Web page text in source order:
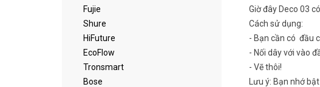
Giờ đây Deco 03
Cách sử dụng:
- Bạn cần có đầu
- Nối dây với vào
- Vẽ thôi!
Lưu ý: Bạn nhớ
Fujie
Shure
HiFuture
EcoFlow
Tronsmart
Bose